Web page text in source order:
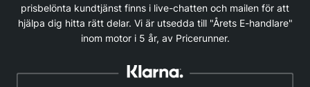
prisbelönta kundtjänst finns i live-chatten och mailen för att
hjälpa dig hitta rätt delar. Vi är utsedda till "Årets E-handlare"
inom motor i 5 år, av Pricerunner.